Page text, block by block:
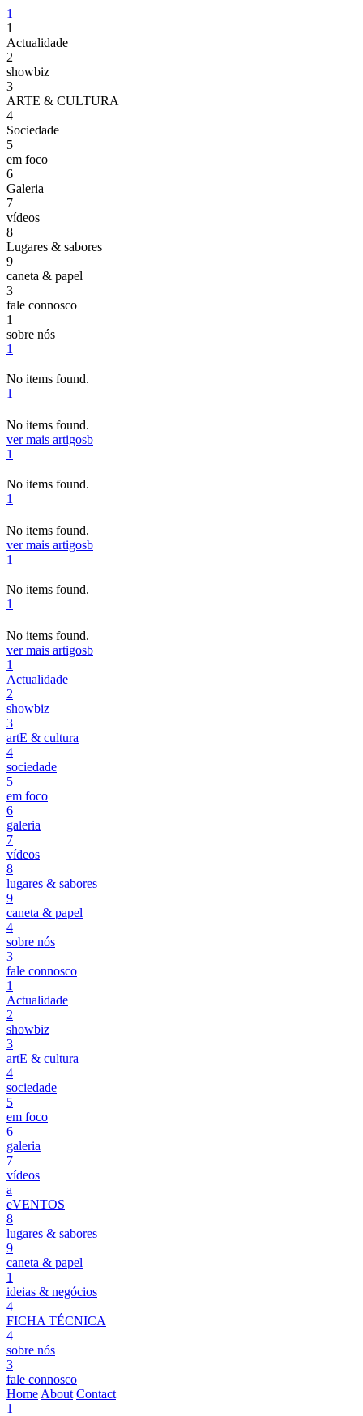
1
1
Actualidade
2
showbiz
3
ARTE & CULTURA
4
Sociedade
5
em foco
6
Galeria
7
vídeos
8
Lugares & sabores
9
caneta & papel
3
fale connosco
1
sobre nós
1
No items found.
1
No items found.
ver mais artigosb
1
No items found.
1
No items found.
ver mais artigosb
1
No items found.
1
No items found.
ver mais artigosb
1
Actualidade
2
showbiz
3
artE & cultura
4
sociedade
5
em foco
6
galeria
7
vídeos
8
lugares & sabores
9
caneta & papel
4
sobre nós
3
fale connosco
1
Actualidade
2
showbiz
3
artE & cultura
4
sociedade
5
em foco
6
galeria
7
vídeos
a
eVENTOS
8
lugares & sabores
9
caneta & papel
1
ideias & negócios
4
FICHA TÉCNICA
4
sobre nós
3
fale connosco
Home About Contact
1